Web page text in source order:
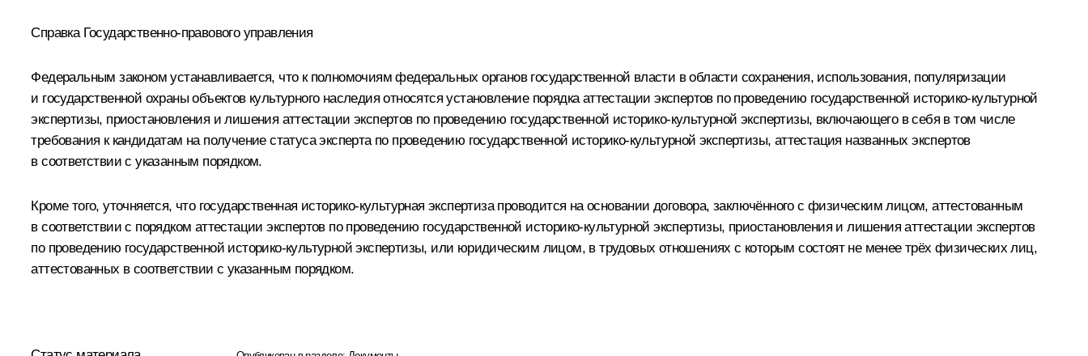
Справка Государственно-правового управления
Федеральным законом устанавливается, что к полномочиям федеральных органов государственной власти в области сохранения, использования, популяризации
и государственной охраны объектов культурного наследия относятся установление порядка аттестации экспертов по проведению государственной историко-культурной
экспертизы, приостановления и лишения аттестации экспертов по проведению государственной историко-культурной экспертизы, включающего в себя в том числе
требования к кандидатам на получение статуса эксперта по проведению государственной историко-культурной экспертизы, аттестация названных экспертов
в соответствии с указанным порядком.
Кроме того, уточняется, что государственная историко-культурная экспертиза проводится на основании договора, заключённого с физическим лицом, аттестованным
в соответствии с порядком аттестации экспертов по проведению государственной историко-культурной экспертизы, приостановления и лишения аттестации экспертов
по проведению государственной историко-культурной экспертизы, или юридическим лицом, в трудовых отношениях с которым состоят не менее трёх физических лиц,
аттестованных в соответствии с указанным порядком.